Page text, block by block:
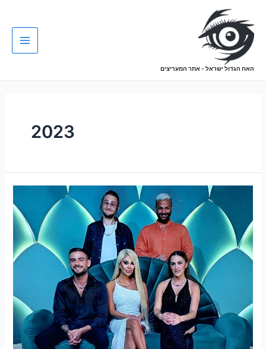
האח הגדול ישראל - אתר המעריצים
2023